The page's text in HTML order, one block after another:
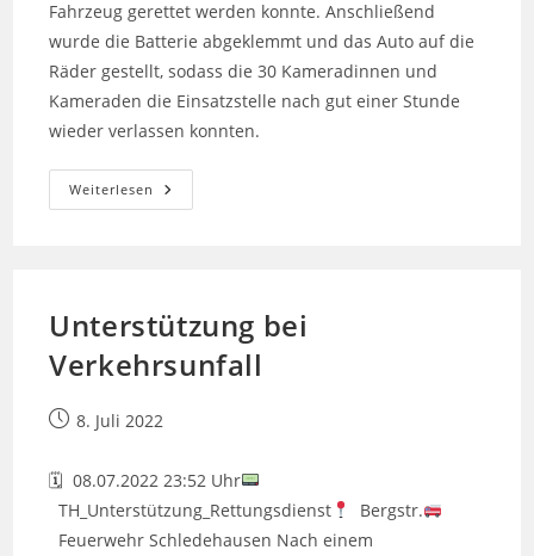
Fahrzeug gerettet werden konnte. Anschließend
wurde die Batterie abgeklemmt und das Auto auf die
Räder gestellt, sodass die 30 Kameradinnen und
Kameraden die Einsatzstelle nach gut einer Stunde
wieder verlassen konnten.
Weiterlesen Verkehrsunfall:
Eingeklemmte
Unterstützung bei
Verkehrsunfall
Beitrag8. Juli 2022
🗓 08.07.2022 23:52 Uhr
TH_Unterstützung_Rettungsdienst
Bergstr.
Feuerwehr Schledehausen Nach einem